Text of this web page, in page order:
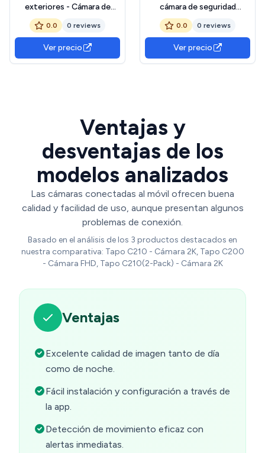
exteriores - Cámara de
seguridad inteligente HD |
Monitor nocturno de
detección inteligente para
interiores y exteriores,
guardería, garaje,
0.0 0 reviews
Ver precio
cámara de seguridad
inteligente HD, monitor
nocturno de detección
inteligente para exteriores,
interiores, guardería, garaje,
dormitorio, apartamento,
0.0 0 reviews
Ver precio
Ventajas y
desventajas de los
modelos analizados
Las cámaras conectadas al móvil ofrecen buena
calidad y facilidad de uso, aunque presentan algunos
problemas de conexión.
Basado en el análisis de los 3 productos destacados en
nuestra comparativa: Tapo C210 - Cámara 2K, Tapo C200
- Cámara FHD, Tapo C210(2-Pack) - Cámara 2K
Ventajas
Excelente calidad de imagen tanto de día
como de noche.
Fácil instalación y configuración a través de
la app.
Detección de movimiento eficaz con
alertas inmediatas.